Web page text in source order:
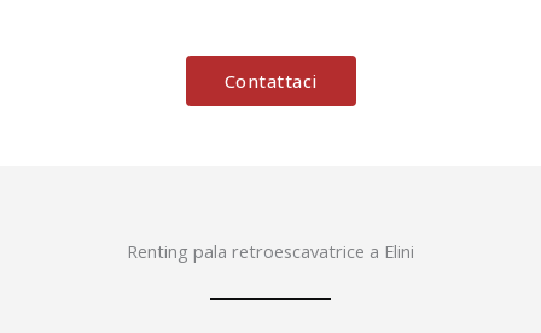
Contattaci
Renting pala retroescavatrice a Elini